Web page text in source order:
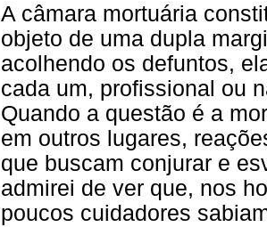
A câmara mortuária
objeto de uma dupla
acolhendo os defuntos,
cada um, profissional ou
Quando a questão é a
em outros lugares,
que buscam conjurar e
admirei de ver que, nos
poucos cuidadores